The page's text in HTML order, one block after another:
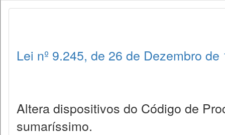
Lei nº 9.245, de 26 de Dezembro de
Altera dispositivos do Código de
sumaríssimo.